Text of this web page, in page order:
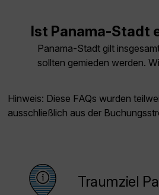
Ist Panama-Stadt
Panama-Stadt gilt
sollten gemieden werden.
Hinweis: Diese FAQs wurden
ausschließlich aus der
Traumziel